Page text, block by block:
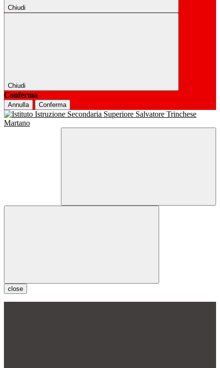
Chiudi
Chiudi
Conferma
Annulla Conferma
close